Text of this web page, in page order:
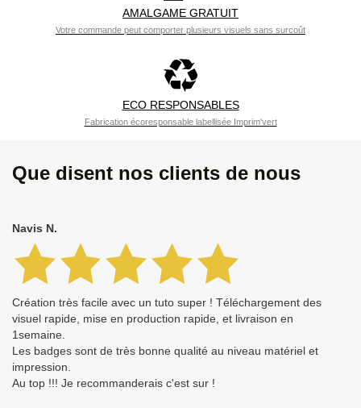
AMALGAME GRATUIT
Votre commande peut comporter plusieurs visuels sans surcoût
ECO RESPONSABLES
Fabrication écoresponsable labellisée Imprim'vert
Que disent nos clients de nous
Navis N.
Création très facile avec un tuto super ! Téléchargement des
visuel rapide, mise en production rapide, et livraison en
1semaine.
Les badges sont de très bonne qualité au niveau matériel et
impression.
Au top !!! Je recommanderais c'est sur !